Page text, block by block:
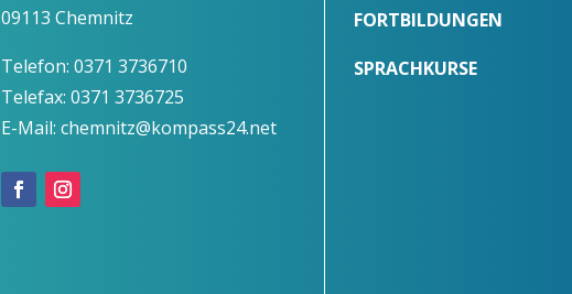
09113 Chemnitz
Telefon: 0371 3736710
Telefax: 0371 3736725
E-Mail: chemnitz@kompass24.net
FORTBILDUNGEN
SPRACHKURSE